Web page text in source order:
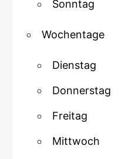
Sonntag
Wochentage
Dienstag
Donnerstag
Freitag
Mittwoch